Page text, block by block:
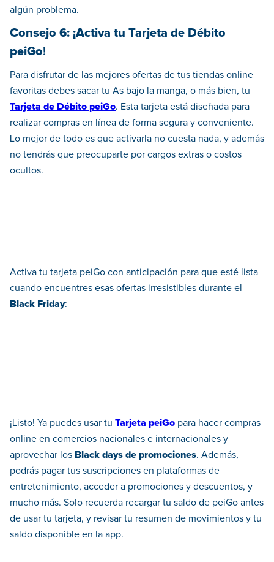
algún problema.
Consejo 6: ¡Activa tu Tarjeta de Débito
peiGo!
Para disfrutar de las mejores ofertas de tus tiendas online
favoritas debes sacar tu As bajo la manga, o más bien, tu
Tarjeta de Débito peiGo. Esta tarjeta está diseñada para
realizar compras en línea de forma segura y conveniente.
Lo mejor de todo es que activarla no cuesta nada, y además
no tendrás que preocuparte por cargos extras o costos
ocultos.
Activa tu tarjeta peiGo con anticipación para que esté lista
cuando encuentres esas ofertas irresistibles durante el
Black Friday:
¡Listo! Ya puedes usar tu Tarjeta peiGo para hacer compras
online en comercios nacionales e internacionales y
aprovechar los Black days de promociones. Además,
podrás pagar tus suscripciones en plataformas de
entretenimiento, acceder a promociones y descuentos, y
mucho más. Solo recuerda recargar tu saldo de peiGo antes
de usar tu tarjeta, y revisar tu resumen de movimientos y tu
saldo disponible en la app.